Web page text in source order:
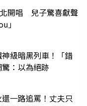
開唱 兒子驚喜獻聲
」
級暗黑列車！「錯
：以為絕跡
一路追罵！丈夫只